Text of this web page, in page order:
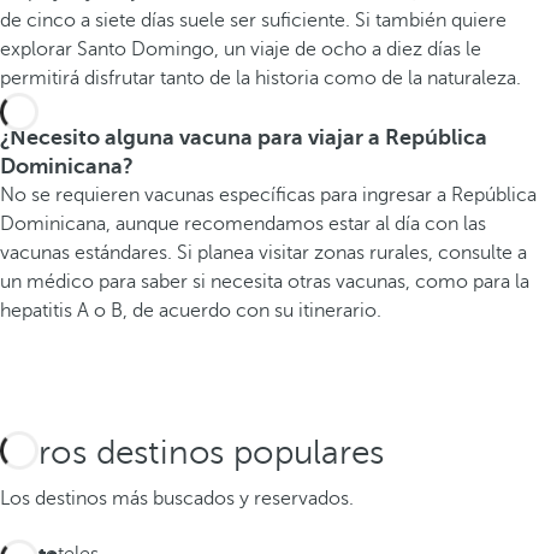
de cinco a siete días suele ser suficiente. Si también quiere
explorar Santo Domingo, un viaje de ocho a diez días le
permitirá disfrutar tanto de la historia como de la naturaleza.
¿Necesito alguna vacuna para viajar a República
Dominicana?
No se requieren vacunas específicas para ingresar a República
Dominicana, aunque recomendamos estar al día con las
vacunas estándares. Si planea visitar zonas rurales, consulte a
un médico para saber si necesita otras vacunas, como para la
hepatitis A o B, de acuerdo con su itinerario.
Otros destinos populares
Los destinos más buscados y reservados.